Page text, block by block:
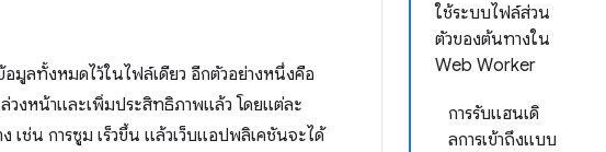
ใช้ระบบไฟล์ส่วน
ตัวของต้นทางใน
Web Worker
การรับแฮนเดิ
ลการเข้าถึงแบบ
อมูลทั้งหมดไว้ในไฟล์เดียว อีกตัวอย่างหนึ่งคือ
งหน้าและเพิ่มประสิทธิภาพแล้ว โดยแต่ละ
เช่น การซูม เร็วขึ้น แล้วเว็บแอปพลิเคชันจะได้